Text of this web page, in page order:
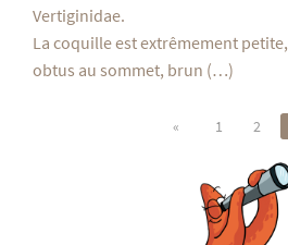
Vertiginidae.
La coquille est extrêmement
obtus au sommet, brun (…)
« 1 2